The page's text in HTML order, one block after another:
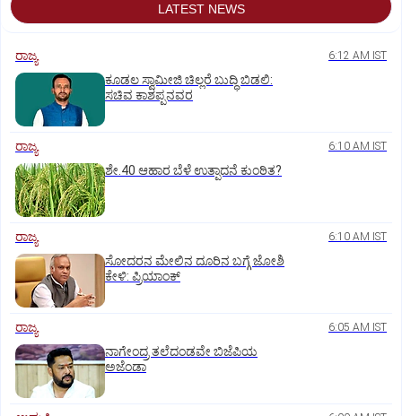
LATEST NEWS
ರಾಜ್ಯ 6:12 AM IST
ಕೂಡಲ ಸ್ವಾಮೀಜಿ ಚಿಲ್ಲರೆ ಬುದ್ಧಿ ಬಿಡಲಿ:
ಸಚಿವ ಕಾಶಪ್ಪನವರ
ರಾಜ್ಯ 6:10 AM IST
ಶೇ.40 ಆಹಾರ ಬೆಳೆ ಉತ್ಪಾದನೆ ಕುಂಠಿತ?
ರಾಜ್ಯ 6:10 AM IST
ಸೋದರನ ಮೇಲಿನ ದೂರಿನ ಬಗ್ಗೆ ಜೋಶಿ
ಕೇಳಿ: ಪ್ರಿಯಾಂಕ್‌
ರಾಜ್ಯ 6:05 AM IST
ನಾಗೇಂದ್ರ ತಲೆದಂಡವೇ ಬಿಜೆಪಿಯ
ಅಜೆಂಡಾ